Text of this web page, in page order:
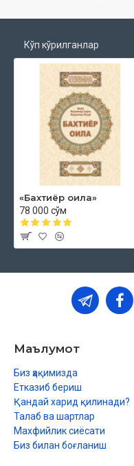
Кўп кўрилганлар
«Бахтиёр оила»
78 000 сўм
Маълумот
Биз ҳақимизда
Етказиб бериш
Қандай харид қилинади?
Талаб ва шартлар
Махфийлик сиёсати
Биз билан боғланиш